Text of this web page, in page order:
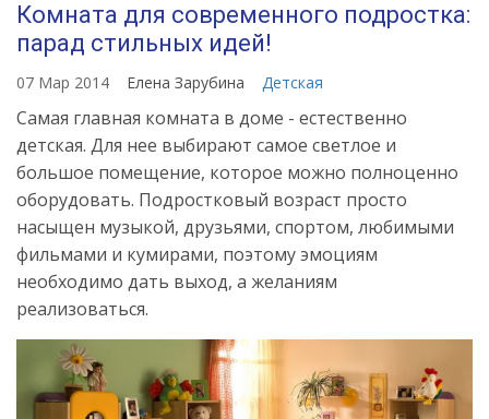
Комната для современного подростка:
парад стильных идей!
07 Мар 2014 Елена Зарубина Детская
Самая главная комната в доме - естественно
детская. Для нее выбирают самое светлое и
большое помещение, которое можно полноценно
оборудовать. Подростковый возраст просто
насыщен музыкой, друзьями, спортом, любимыми
фильмами и кумирами, поэтому эмоциям
необходимо дать выход, а желаниям
реализоваться.